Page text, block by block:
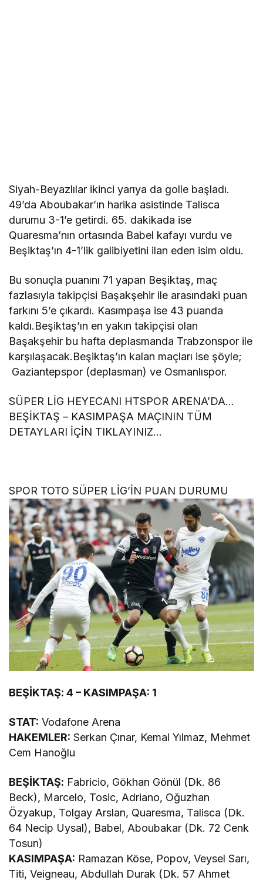
Siyah-Beyazlılar ikinci yarıya da golle başladı.
49’da Aboubakar’ın harika asistinde Talisca
durumu 3-1’e getirdi. 65. dakikada ise
Quaresma’nın ortasında Babel kafayı vurdu ve
Beşiktaş’ın 4-1’lik galibiyetini ilan eden isim oldu.
Bu sonuçla puanını 71 yapan Beşiktaş, maç
fazlasıyla takipçisi Başakşehir ile arasındaki puan
farkını 5’e çıkardı. Kasımpaşa ise 43 puanda
kaldı.Beşiktaş’ın en yakın takipçisi olan
Başakşehir bu hafta deplasmanda Trabzonspor ile
karşılaşacak.Beşiktaş’ın kalan maçları ise şöyle;
Gaziantepspor (deplasman) ve Osmanlıspor.
SÜPER LİG HEYECANI HTSPOR ARENA’DA…
BEŞİKTAŞ – KASIMPAŞA MAÇININ TÜM
DETAYLARI İÇİN TIKLAYINIZ…
SPOR TOTO SÜPER LİG’İN PUAN DURUMU
BEŞİKTAŞ: 4 – KASIMPAŞA: 1
STAT: Vodafone Arena
HAKEMLER: Serkan Çınar, Kemal Yılmaz, Mehmet
Cem Hanoğlu
BEŞİKTAŞ: Fabricio, Gökhan Gönül (Dk. 86
Beck), Marcelo, Tosic, Adriano, Oğuzhan
Özyakup, Tolgay Arslan, Quaresma, Talisca (Dk.
64 Necip Uysal), Babel, Aboubakar (Dk. 72 Cenk
Tosun)
KASIMPAŞA: Ramazan Köse, Popov, Veysel Sarı,
Titi, Veigneau, Abdullah Durak (Dk. 57 Ahmet